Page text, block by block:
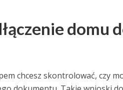
domu
chcesz skontrolować, czy